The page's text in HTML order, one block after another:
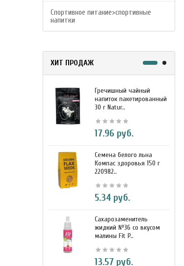
Спортивное питание>спортивные
напитки
ХИТ ПРОДАЖ
Гречишный чайный
напиток пакетированный
30 г Natur..
17.96 руб.
Семена белого льна
Компас здоровья 150 г
220982..
5.34 руб.
Сахарозаменитель
жидкий №36 со вкусом
малины Fit P..
13.57 руб.